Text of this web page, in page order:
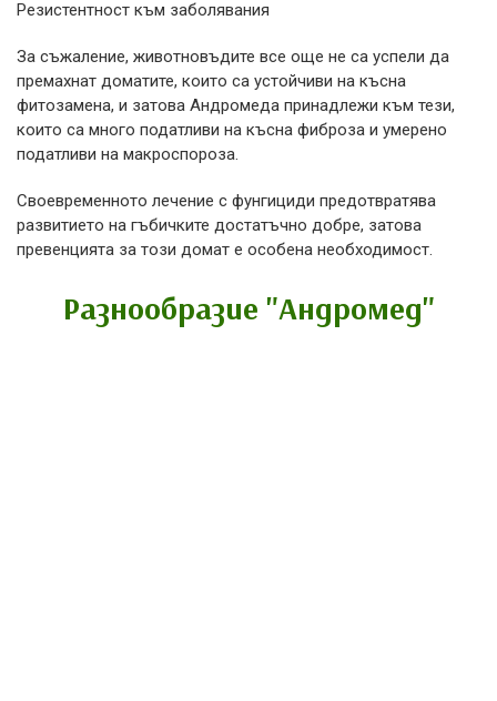
Резистентност към заболявания
За съжаление, животновъдите все още не са успели да
премахнат доматите, които са устойчиви на късна
фитозамена, и затова Андромеда принадлежи към тези,
които са много податливи на късна фиброза и умерено
податливи на макроспороза.
Своевременното лечение с фунгициди предотвратява
развитието на гъбичките достатъчно добре, затова
превенцията за този домат е особена необходимост.
Разнообразие "Андромед"